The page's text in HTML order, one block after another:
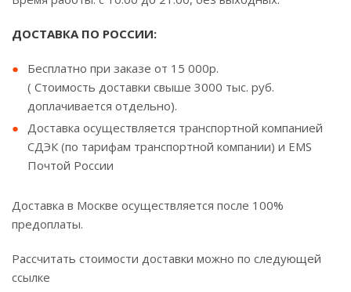
ДОСТАВКА ПО РОССИИ:
Бесплатно при заказе от 15 000р.
( Стоимость доставки свыше 3000 тыс. руб.
доплачивается отдельно).
Доставка осуществляется транспортной компанией
СДЭК (по тарифам транспортной компании) и EMS
Почтой России
Доставка в Москве осуществляется после 100%
предоплаты.
Рассчитать стоимости доставки можно по следующей
ссылке